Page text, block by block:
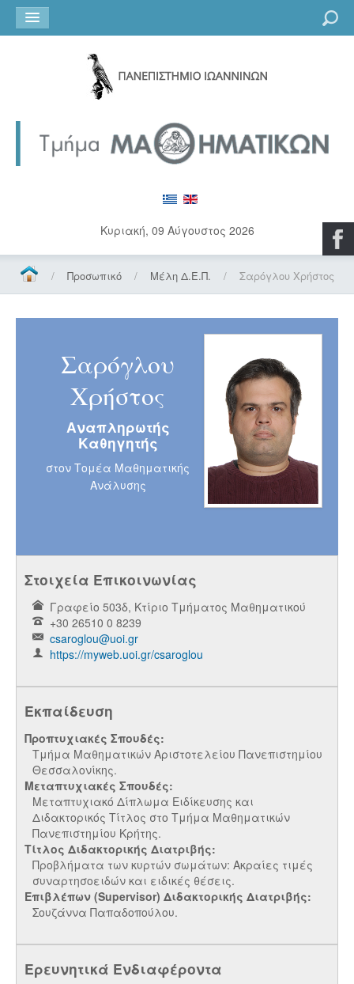
Κυριακή, 09 Αύγουστος 2026
/ Προσωπικό / Μέλη Δ.Ε.Π. / Σαρόγλου Χρήστος
Σαρόγλου
Χρήστος
Αναπληρωτής
Καθηγητής
στον Τομέα Μαθηματικής
Ανάλυσης
Στοιχεία Επικοινωνίας
Γραφείο 503δ, Κτίριο Τμήματος Μαθηματικού
+30 26510 0 8239
csaroglou@uoi.gr
https://myweb.uoi.gr/csaroglou
Εκπαίδευση
Προπτυχιακές Σπουδές:
Τμήμα Μαθηματικών Αριστοτελείου Πανεπιστημίου
Θεσσαλονίκης.
Μεταπτυχιακές Σπουδές:
Μεταπτυχιακό Δίπλωμα Ειδίκευσης και
Διδακτορικός Τίτλος στο Τμήμα Μαθηματικών
Πανεπιστημίου Κρήτης.
Τίτλος Διδακτορικής Διατριβής:
Προβλήματα των κυρτών σωμάτων: Ακραίες τιμές
συναρτησοειδών και ειδικές θέσεις.
Επιβλέπων (Supervisor) Διδακτορικής Διατριβής:
Σουζάννα Παπαδοπούλου.
Ερευνητικά Ενδιαφέροντα